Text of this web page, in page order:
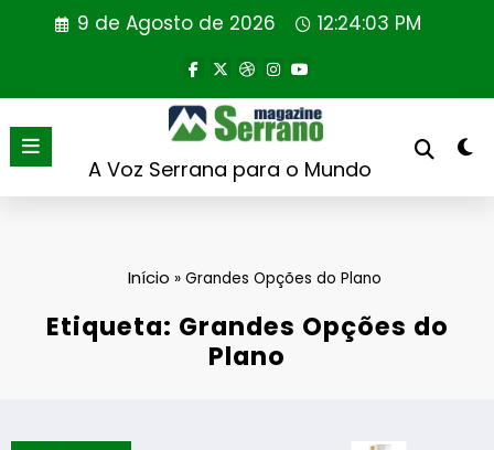
9 de Agosto de 2026 12:24:03 PM
A Voz Serrana para o Mundo
Início » Grandes Opções do Plano
Etiqueta: Grandes Opções do
Plano